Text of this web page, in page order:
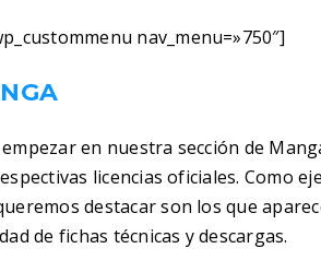
nav_menu=»750″]
en nuestra sección de
licencias oficiales. Como
destacar son los que
de fichas técnicas y descargas.